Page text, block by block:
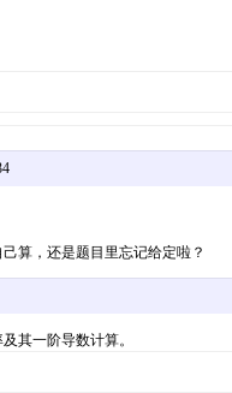
算，还是题目里忘记给定啦？
其一阶导数计算。